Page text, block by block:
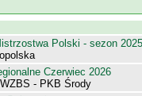
Polski - sezon
Czerwiec 2026
- PKB Środy